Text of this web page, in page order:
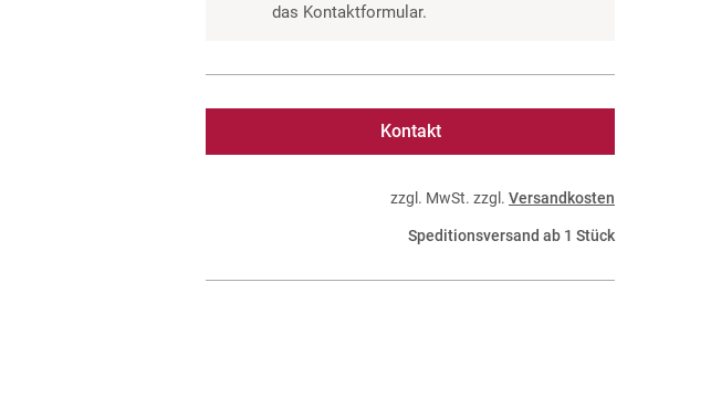
das Kontaktformular.
Kontakt
zzgl. MwSt. zzgl. Versandkosten
Speditionsversand ab 1 Stück